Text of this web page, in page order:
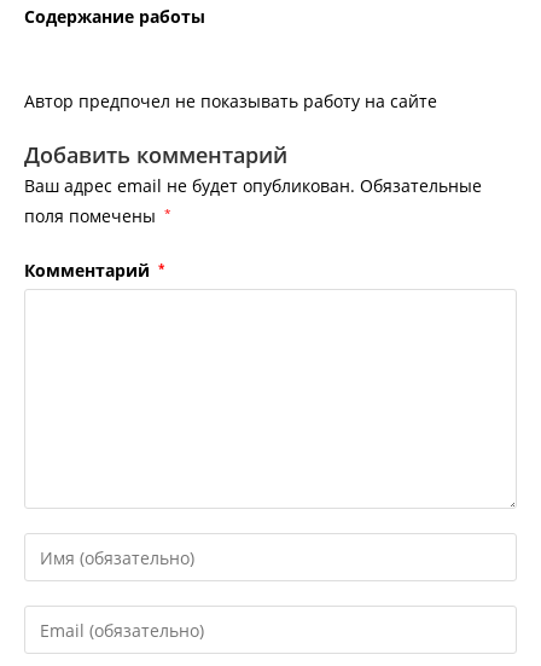
Содержание работы
Автор предпочел не показывать работу на сайте
Добавить комментарий
Ваш адрес email не будет опубликован. Обязательные
поля помечены *
Комментарий *
Введите
свое
имя
или
Введите
свой